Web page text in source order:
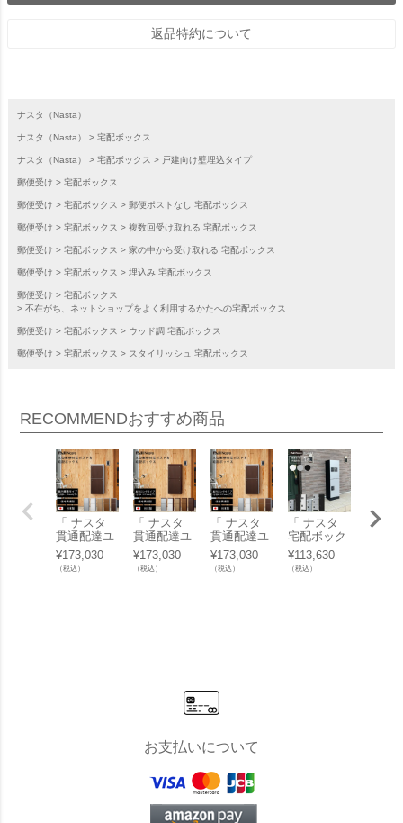
返品特約について
ナスタ（Nasta）
ナスタ（Nasta） 宅配ボックス
ナスタ（Nasta） 宅配ボックス 戸建向け壁埋込タイプ
郵便受け 宅配ボックス
郵便受け 宅配ボックス 郵便ポストなし 宅配ボックス
郵便受け 宅配ボックス 複数回受け取れる 宅配ボックス
郵便受け 宅配ボックス 家の中から受け取れる 宅配ボックス
郵便受け 宅配ボックス 埋込み 宅配ボックス
郵便受け
宅配ボックス
不在がち、ネットショップをよく利用するかたへの宅配ボックス
郵便受け 宅配ボックス ウッド調 宅配ボックス
郵便受け 宅配ボックス スタイリッシュ 宅配ボックス
RECOMMENDおすすめ商品
「 ナスタ
貫通配達ユ
ニット 本体
奥行標準タ
イプ （ 寸
¥173,030
（税込）
「 ナスタ
貫通配達ユ
ニット 本体
奥行ロング
タイプ （
¥173,030
（税込）
「 ナスタ
貫通配達ユ
ニット 本体
奥行ロング
タイプ （
¥173,030
（税込）
「 ナスタ
宅配ボック
ス 集合住宅
向け プチ宅
ユニット 据
¥113,630
（税込）
取付
お支払いについて